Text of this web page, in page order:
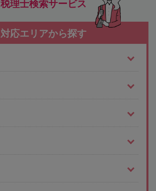
税理士検索サービス
対応エリアから探す